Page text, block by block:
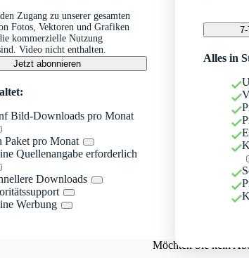
Zugang zu unserer gesamten
Fotos, Vektoren und Grafiken
kommerzielle Nutzung
Video nicht enthalten.
Jetzt abonnieren
Bild-Downloads pro Monat
Paket pro Monat
Quellenangabe erforderlich
Downloads
Werbung
Alles in
Möchten Sie kein